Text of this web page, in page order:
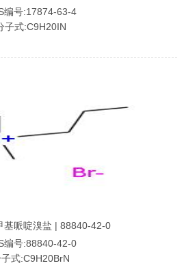
编号:17874-63-4
子式:C9H20IN
基哌啶溴盐 | 88840-42-0
编号:88840-42-0
式:C9H20BrN